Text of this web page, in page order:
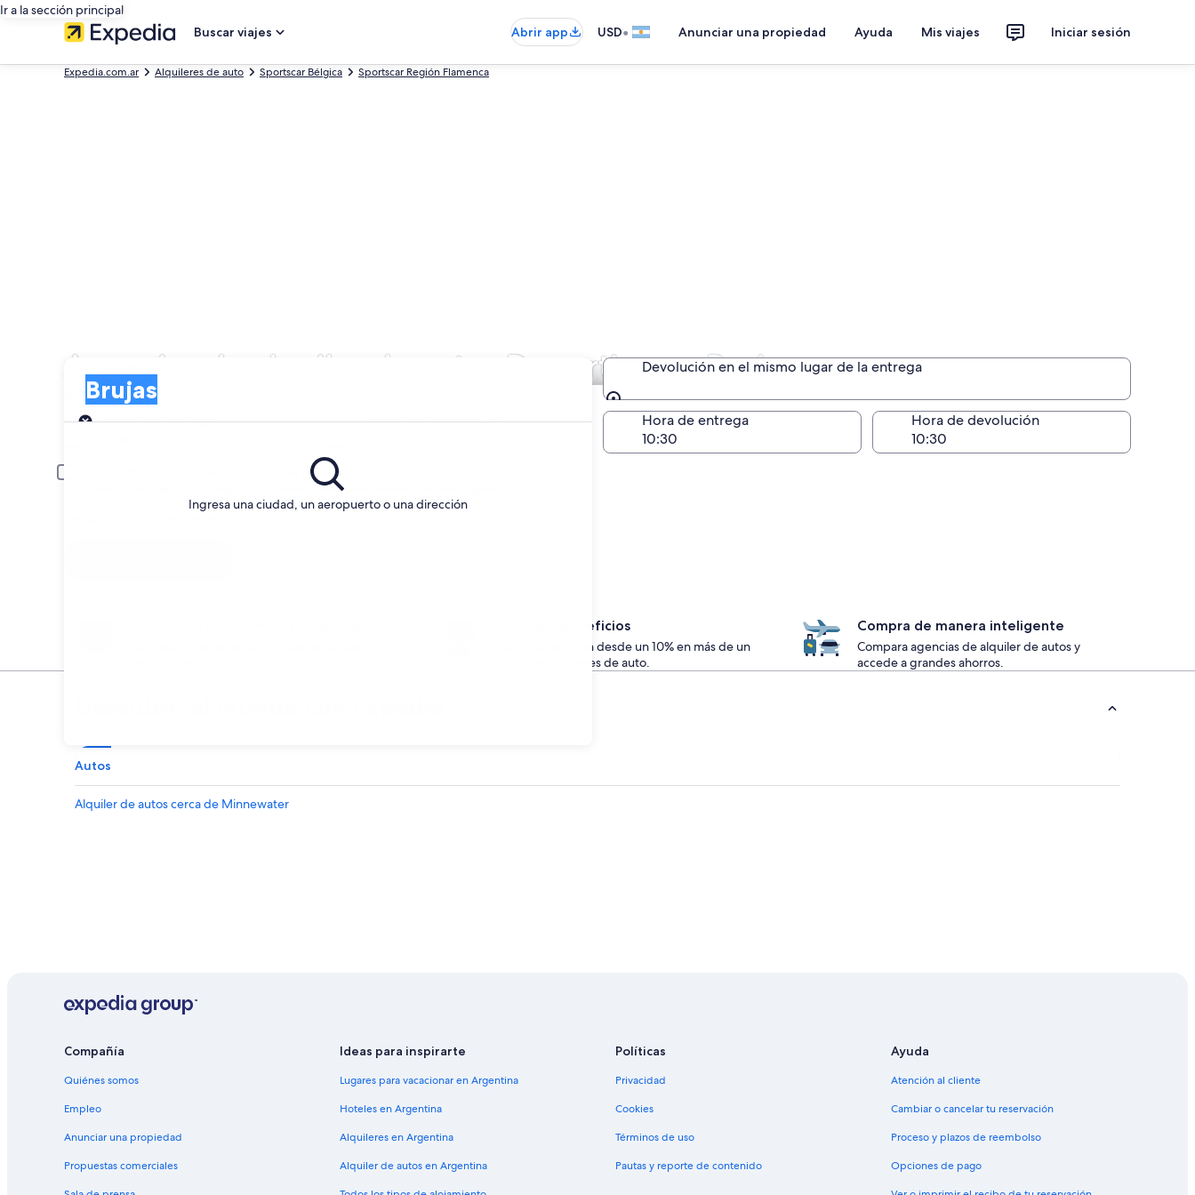
Ir a la sección principal
Buscar viajes
Abrir app USD• Anunciar una propiedad Ayuda Mis viajes Iniciar sesión
Expedia.com.ar Alquileres de auto Sportscar Bélgica Sportscar Región Flamenca
Agencias de alquiler de autos Deportivo en Brujas
Ingresa una ciudad, un aeropuerto o una dirección
Brujas
Entrega
Devolución en el mismo lugar de la entrega
Devolución en el mismo lugar de la entrega
Fecha de entrega
Fecha de devolución
Hora de entrega Hora de devolución
El conductor es menor de 30 o mayor de 70 años.
Es posible que se aplique un cargo extra para los conductores jóvenes o adultos mayores.
Accede a beneficios
Los socios ahorran desde un 10% en más de un
millón de alquileres de auto.
Compra de manera inteligente
Compara agencias de alquiler de autos y
accede a grandes ahorros.
Autos
Alquiler de autos cerca de Minnewater
Compañía
Quiénes somos
Empleo
Anunciar una propiedad
Propuestas comerciales
Ideas para inspirarte
Lugares para vacacionar en Argentina
Hoteles en Argentina
Alquileres en Argentina
Alquiler de autos en Argentina
Políticas
Privacidad
Cookies
Términos de uso
Pautas y reporte de contenido
Ayuda
Atención al cliente
Cambiar o cancelar tu reservación
Proceso y plazos de reembolso
Opciones de pago